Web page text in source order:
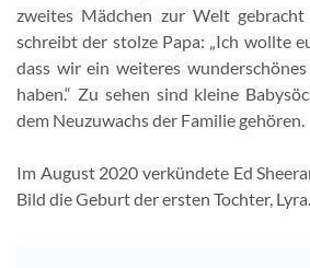
zweites Mädchen zur Welt
schreibt der stolze Papa: „Ich wollte
dass wir ein weiteres
haben.“ Zu sehen sind kleine
dem Neuzuwachs der Familie gehören.
Im August 2020 verkündete Ed
Bild die Geburt der ersten Tochter, Lyra.